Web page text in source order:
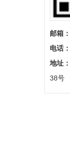
邮箱：
电话：
地址：
38号